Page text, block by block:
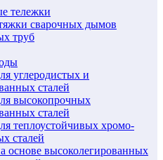
тележки
сварочных дымов
труб
углеродистых и
сталей
высокопрочных
сталей
теплоустойчивых хромо-
сталей
основе высоколегированных